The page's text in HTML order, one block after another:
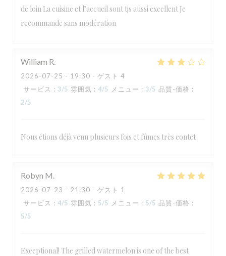
de loin La cuisine et l’accueil sont tjs aussi excellent Je
recommande sans modération
William R
2026-07-25 - 19:30 - ゲスト 4
サービス : 3/5 雰囲気 : 4/5 メニュー : 3/5 品質-価格 :
2/5
Nous étions déjà venu plusieurs fois et fûmes très contet
Robyn M
2026-07-23 - 21:30 - ゲスト 1
サービス : 4/5 雰囲気 : 5/5 メニュー : 5/5 品質-価格 :
5/5
Exceptional! The grilled watermelon is one of the best